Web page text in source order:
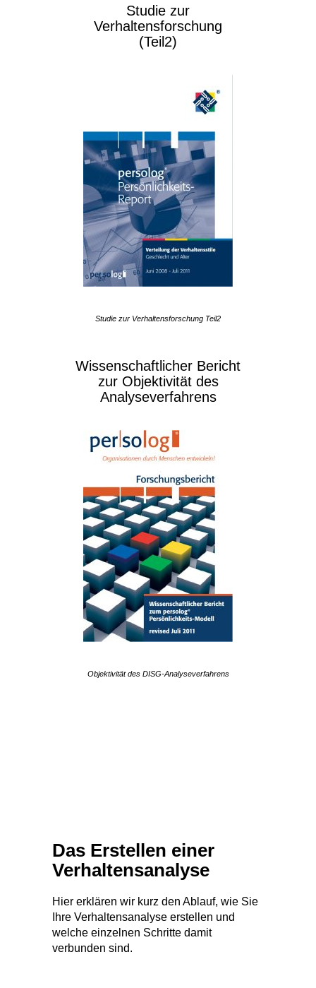
Studie zur
Verhaltensforschung
(Teil2)
Studie zur Verhaltensforschung Teil2
Wissenschaftlicher Bericht
zur Objektivität des
Analyseverfahrens
Objektivität des DISG-Analyseverfahrens
Das Erstellen einer
Verhaltensanalyse
Hier erklären wir kurz den Ablauf, wie Sie
Ihre Verhaltensanalyse erstellen und
welche einzelnen Schritte damit
verbunden sind.